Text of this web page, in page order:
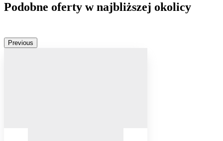
Podobne oferty w najbliższej okolicy
Previous